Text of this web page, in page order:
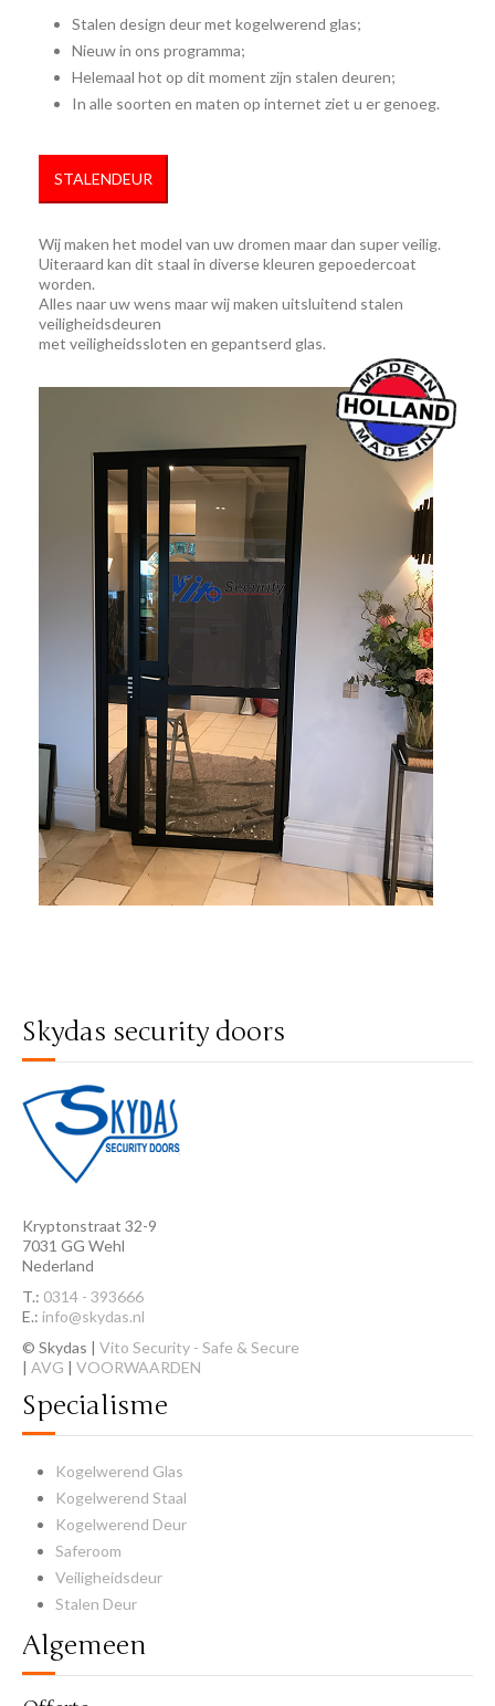
Stalen design deur met kogelwerend glas;
Nieuw in ons programma;
Helemaal hot op dit moment zijn stalen deuren;
In alle soorten en maten op internet ziet u er genoeg.
STALENDEUR
Wij maken het model van uw dromen maar dan super veilig.
Uiteraard kan dit staal in diverse kleuren gepoedercoat
worden.
Alles naar uw wens maar wij maken uitsluitend stalen
veiligheidsdeuren
met veiligheidssloten en gepantserd glas.
Skydas security doors
Kryptonstraat 32-9
7031 GG Wehl
Nederland
T.: 0314 - 393666
E.: info@skydas.nl
© Skydas | Vito Security - Safe & Secure
| AVG | VOORWAARDEN
Specialisme
Kogelwerend Glas
Kogelwerend Staal
Kogelwerend Deur
Saferoom
Veiligheidsdeur
Stalen Deur
Algemeen